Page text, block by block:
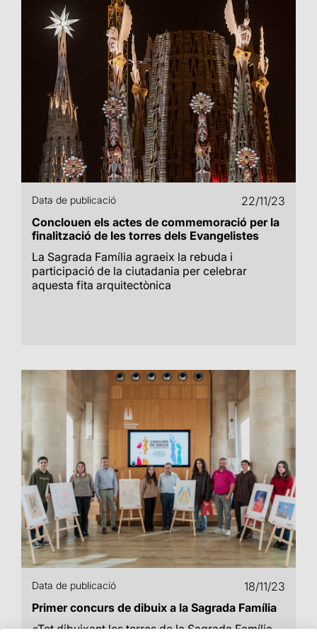
Data de publicació
22/11/23
Conclouen els actes de commemoració per la
finalització de les torres dels Evangelistes
La Sagrada Família agraeix la rebuda i
participació de la ciutadania per celebrar
aquesta fita arquitectònica
Data de publicació
18/11/23
Primer concurs de dibuix a la Sagrada Família
«Tot dibuixant les torres de la Sagrada Família,